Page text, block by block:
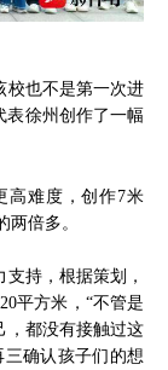
校也不是第一次进
表徐州创作了一幅
高难度，创作7米
倍多。
持，根据策划，
平方米，“不管是
，都没有接触过这
确认孩子们的想